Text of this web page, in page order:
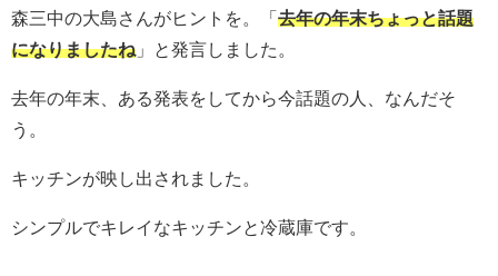
森三中の大島さんがヒントを。「 去年の年末ちょっと話題
になりましたね 」と発言しました。
去年の年末、ある発表をしてから今話題の人、なんだそ
う。
キッチンが映し出されました。
シンプルでキレイなキッチンと冷蔵庫です。